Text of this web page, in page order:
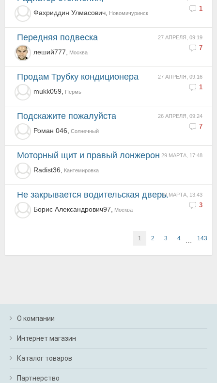
1
Фахриддин Улмасович, Новомичуринск
27 АПРЕЛЯ, 09:19
7
передняя подвеска
леший777, Москва
27 АПРЕЛЯ, 09:16
1
Продам Трубку кондиционера
mukk059, Пермь
26 АПРЕЛЯ, 09:24
7
Подскажите пожалуйста
Роман 046, Солнечный
29 МАРТА, 17:48
Моторный щит и правый лонжерон
Radist36, Кантемировка
03 МАРТА, 13:43
3
Не закрывается водительская дверь.
Борис Александрович97, Москва
1 2 3 4 … 143
О компании
Интернет магазин
Каталог товаров
Партнерство